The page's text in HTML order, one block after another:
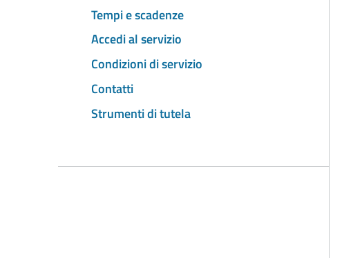
Tempi e scadenze
Accedi al servizio
Condizioni di servizio
Contatti
Strumenti di tutela